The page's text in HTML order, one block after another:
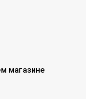
магазине